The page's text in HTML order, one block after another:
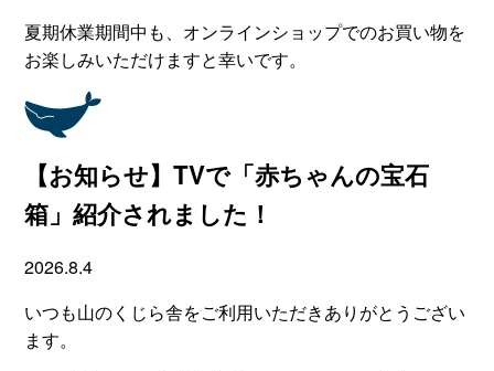
夏期休業期間中も、オンラインショップでのお買い物を
お楽しみいただけますと幸いです。
【お知らせ】TVで「赤ちゃんの宝石
箱」紹介されました！
2026.8.4
いつも山のくじら舎をご利用いただきありがとうござい
ます。